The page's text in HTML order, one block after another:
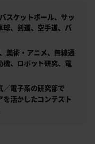
スケットボール、サッ
球、剣道、空手道、バ
美術・アニメ、無線通
、ロボット研究、電
／電子系の研究部で
活かしたコンテスト